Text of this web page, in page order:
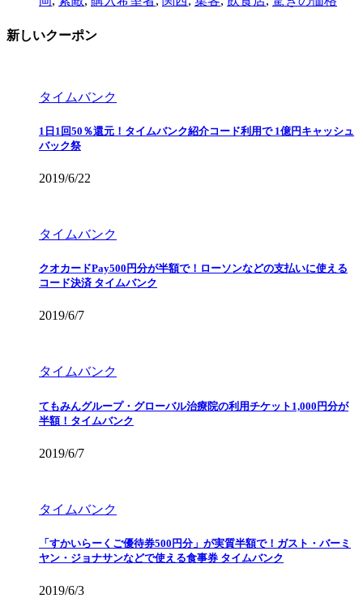
新しいクーポン
タイムバンク
1日1回50％還元！タイムバンク紹介コード利用で 1億円キャッシュ
バック祭
2019/6/22
タイムバンク
クオカードPay500円分が半額で！ローソンなどの支払いに使える
コード決済 タイムバンク
2019/6/7
タイムバンク
てもみんグループ・グローバル治療院の利用チケット1,000円分が
半額！タイムバンク
2019/6/7
タイムバンク
「すかいらーくご優待券500円分」が実質半額で！ガスト・バーミ
ヤン・ジョナサンなどで使える食事券 タイムバンク
2019/6/3